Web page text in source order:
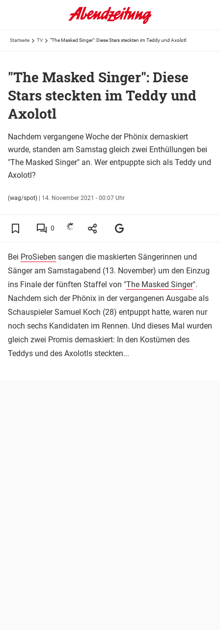
Startseite TV "The Masked Singer": Diese Stars steckten im Teddy und Axolotl
"The Masked Singer": Diese
Stars steckten im Teddy und
Axolotl
Nachdem vergangene Woche der Phönix demaskiert
wurde, standen am Samstag gleich zwei Enthüllungen bei
"The Masked Singer" an. Wer entpuppte sich als Teddy und
Axolotl?
(wag/spot) | 14. November 2021 - 00:07 Uhr
0
Bei ProSieben sangen die maskierten Sängerinnen und
Sänger am Samstagabend (13. November) um den Einzug
ins Finale der fünften Staffel von "The Masked Singer".
Nachdem sich der Phönix in der vergangenen Ausgabe als
Schauspieler Samuel Koch (28) entpuppt hatte, waren nur
noch sechs Kandidaten im Rennen. Und dieses Mal wurden
gleich zwei Promis demaskiert: In den Kostümen des
Teddys und des Axolotls steckten...